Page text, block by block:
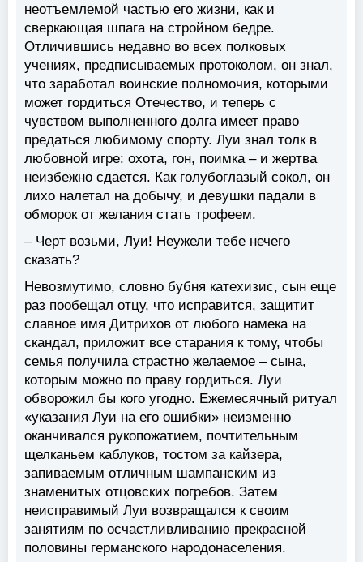
неотъемлемой частью его жизни, как и
сверкающая шпага на стройном бедре.
Отличившись недавно во всех полковых
учениях, предписываемых протоколом, он знал,
что заработал воинские полномочия, которыми
может гордиться Отечество, и теперь с
чувством выполненного долга имеет право
предаться любимому спорту. Луи знал толк в
любовной игре: охота, гон, поимка – и жертва
неизбежно сдается. Как голубоглазый сокол, он
лихо налетал на добычу, и девушки падали в
обморок от желания стать трофеем.
– Черт возьми, Луи! Неужели тебе нечего
сказать?
Невозмутимо, словно бубня катехизис, сын еще
раз пообещал отцу, что исправится, защитит
славное имя Дитрихов от любого намека на
скандал, приложит все старания к тому, чтобы
семья получила страстно желаемое – сына,
которым можно по праву гордиться. Луи
обворожил бы кого угодно. Ежемесячный ритуал
«указания Луи на его ошибки» неизменно
оканчивался рукопожатием, почтительным
щелканьем каблуков, тостом за кайзера,
запиваемым отличным шампанским из
знаменитых отцовских погребов. Затем
неисправимый Луи возвращался к своим
занятиям по осчастливливанию прекрасной
половины германского народонаселения.